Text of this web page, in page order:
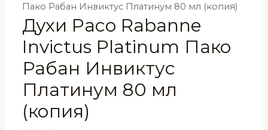
Пако Рабан Инвиктус Платинум 80 мл (копия)
Духи Paco Rabanne
Invictus Platinum Пако
Рабан Инвиктус
Платинум 80 мл
(копия)